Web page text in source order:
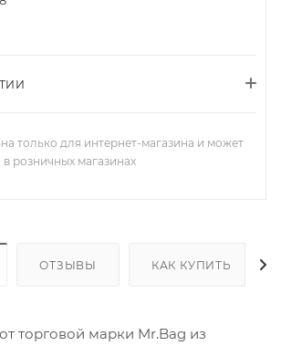
только для интернет-магазина и может
в розничных магазинах
ОТЗЫВЫ КАК КУПИТЬ
торговой марки Mr.Bag из